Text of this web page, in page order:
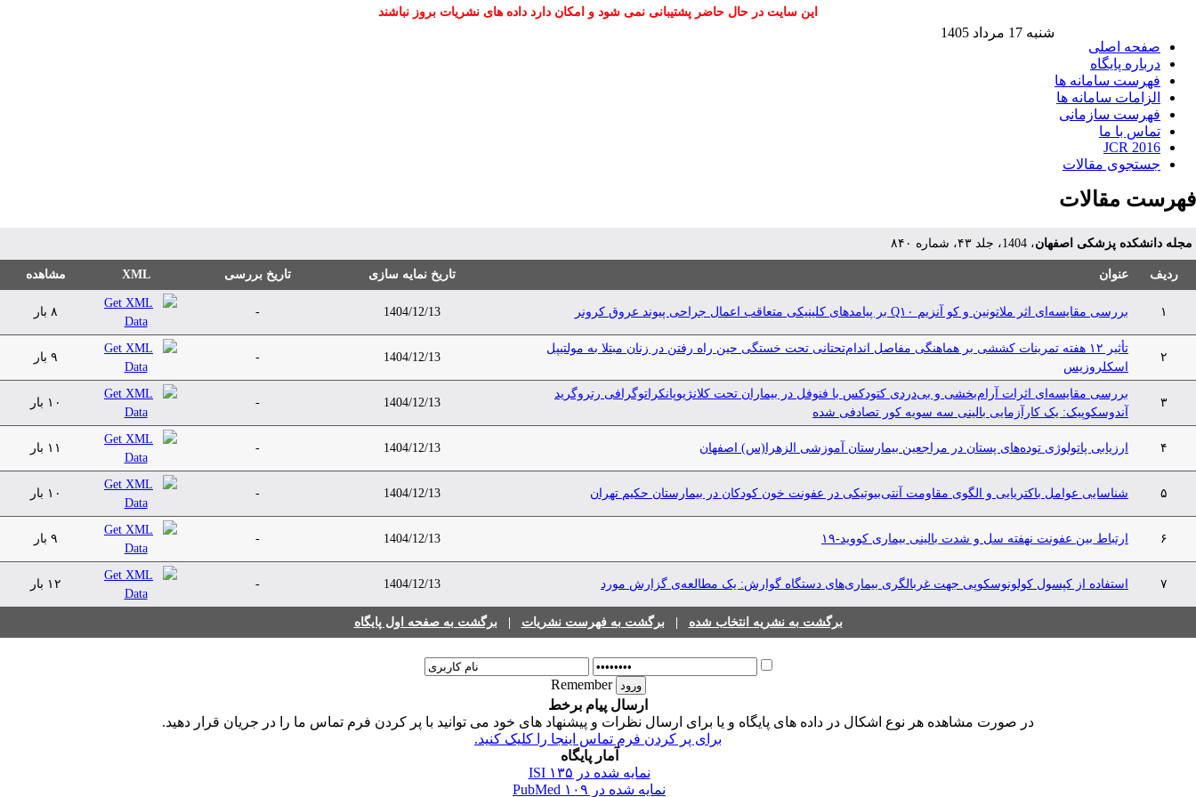
این سایت در حال حاضر پشتیبانی نمی شود و امکان دارد داده های نشریات بروز نباشند
صفحه اصلی
درباره پایگاه
فهرست سامانه ها
الزامات سامانه ها
فهرست سازمانی
تماس با ما
JCR 2016
جستجوی مقالات
شنبه 17 مرداد 1405
فهرست مقالات
مجله دانشکده پزشکی اصفهان، 1404، جلد ۴۳، شماره ۸۴۰
ردیف عنوان تاریخ نمایه سازی تاریخ بررسی XML مشاهده
۱ بررسی مقایسه‌ای اثر ملاتونین و کو آنزیم Q۱۰ بر پیامدهای کلینیکی متعاقب اعمال جراحی پیوند عروق کرونر 1404/12/13
- ۸ بار
۲
تأثیر ۱۲ هفته تمرینات کششی بر هماهنگی مفاصل اندام‌تحتانی تحت خستگی حین راه رفتن در زنان مبتلا به مولتیپل
اسکلروزیس
1404/12/13
- ۹ بار
۳
بررسی مقایسه‌ای اثرات آرام‌بخشی و بی‌دردی کتودکس با فنوفل در بیماران تحت کلانژیوپانکراتوگرافی رتروگرید
آندوسکوپیک: یک کارآزمایی بالینی سه سویه کور تصادفی شده
1404/12/13
- ۱۰ بار
۴ ارزیابی پاتولوژی توده‌های پستان در مراجعین بیمارستان آموزشی الزهرا(س) اصفهان 1404/12/13
- ۱۱ بار
۵ شناسایی عوامل باکتریایی و الگوی مقاومت آنتی‌بیوتیکی در عفونت‌ خون کودکان در بیمارستان حکیم تهران 1404/12/13
- ۱۰ بار
۶ ارتباط بین عفونت نهفته سل و شدت بالینی بیماری کووید-۱۹ 1404/12/13
- ۹ بار
۷ استفاده از کپسول کولونوسکوپی جهت غربالگری بیماری‌های دستگاه گوارش: یک مطالعه‌ی گزارش مورد 1404/12/13
- ۱۲ بار
برگشت به نشریه انتخاب شده |برگشت به فهرست نشریات |برگشت به صفحه اول پایگاه
Remember
ارسال پیام برخط
در صورت مشاهده هر نوع اشکال در داده های پایگاه و یا برای ارسال نظرات و پیشنهاد های خود می توانید با پر کردن فرم تماس ما را در جریان قرار دهید.
برای پر کردن فرم تماس اینجا را کلیک کنید.
آمار پایگاه
نمایه شده در ISI ۱۳۵
نمایه شده در PubMed ۱۰۹